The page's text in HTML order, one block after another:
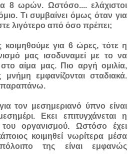
8 ωρών. Ωστόσο....ελάχιστοι
Τι συμβαίνει όμως όταν για
λιγότερο από όσο πρέπει;
κοιμηθούμε για 6 ώρες, τότε η
μας ισοδυναμεί με το να
αίμα μας. Πιο αργή ομιλία,
μνήμη εμφανίζονται σταδιακά.
παραπάνω.
τον μεσημεριανό ύπνο είναι
Εκει επιτυγχάνεται η
οργανισμού. Ωστόσο έχει
κοιμηθεί νωρίτερα μέσα
της είναι εμφανώς